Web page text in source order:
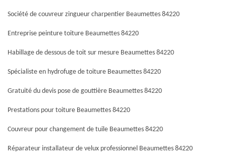
Société de couvreur zingueur charpentier Beaumettes 84220
Entreprise peinture toiture Beaumettes 84220
Habillage de dessous de toit sur mesure Beaumettes 84220
Spécialiste en hydrofuge de toiture Beaumettes 84220
Gratuité du devis pose de gouttière Beaumettes 84220
Prestations pour toiture Beaumettes 84220
Couvreur pour changement de tuile Beaumettes 84220
Réparateur installateur de velux professionnel Beaumettes 84220